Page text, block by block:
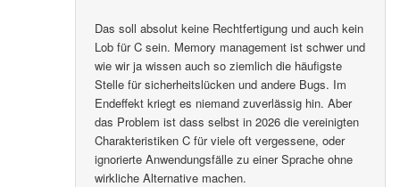
Das soll absolut keine Rechtfertigung und auch kein
Lob für C sein. Memory management ist schwer und
wie wir ja wissen auch so ziemlich die häufigste
Stelle für sicherheitslücken und andere Bugs. Im
Endeffekt kriegt es niemand zuverlässig hin. Aber
das Problem ist dass selbst in 2026 die vereinigten
Charakteristiken C für viele oft vergessene, oder
ignorierte Anwendungsfälle zu einer Sprache ohne
wirkliche Alternative machen.